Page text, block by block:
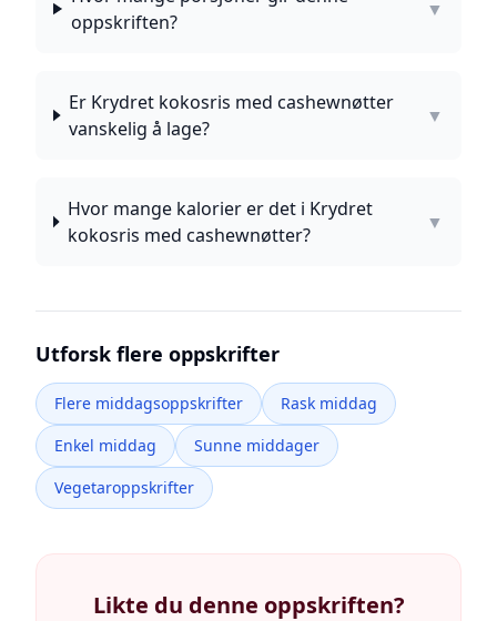
oppskriften?
▼
Er Krydret kokosris med cashewnøtter
vanskelig å lage?
▼
Hvor mange kalorier er det i Krydret
kokosris med cashewnøtter?
▼
Utforsk flere oppskrifter
Flere middagsoppskrifter
Rask middag
Enkel middag
Sunne middager
Vegetaroppskrifter
Likte du denne oppskriften?